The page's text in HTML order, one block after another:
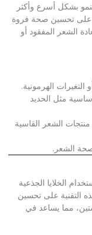
بشكل أسرع وأكثر
على تحسين صحة فروة
الشعر المفقود أو
التغيرات الهرمونية.
مثل الحديد
منتجات الشعر القاسية
الشعر.
الخلايا الجذعية
التقنية على تحسين
مما يساعد في